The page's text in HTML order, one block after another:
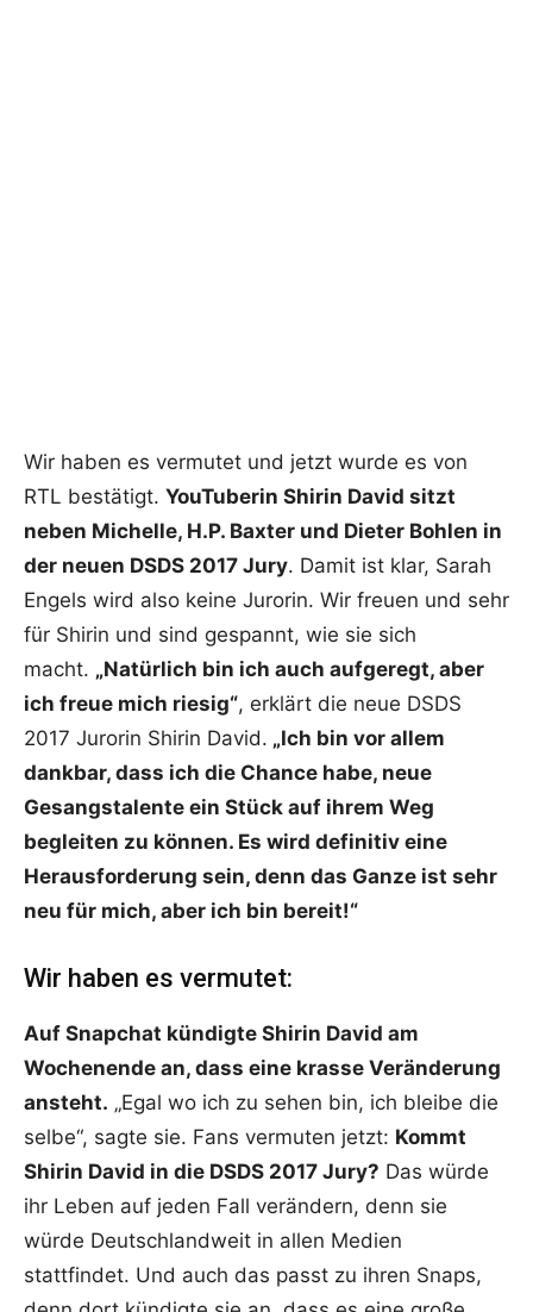
Wir haben es vermutet und jetzt wurde es von
RTL bestätigt. YouTuberin Shirin David sitzt
neben Michelle, H.P. Baxter und Dieter Bohlen in
der neuen DSDS 2017 Jury. Damit ist klar, Sarah
Engels wird also keine Jurorin. Wir freuen und sehr
für Shirin und sind gespannt, wie sie sich
macht. „Natürlich bin ich auch aufgeregt, aber
ich freue mich riesig“, erklärt die neue DSDS
2017 Jurorin Shirin David. „Ich bin vor allem
dankbar, dass ich die Chance habe, neue
Gesangstalente ein Stück auf ihrem Weg
begleiten zu können. Es wird definitiv eine
Herausforderung sein, denn das Ganze ist sehr
neu für mich, aber ich bin bereit!“
Wir haben es vermutet:
Auf Snapchat kündigte Shirin David am
Wochenende an, dass eine krasse Veränderung
ansteht. „Egal wo ich zu sehen bin, ich bleibe die
selbe“, sagte sie. Fans vermuten jetzt: Kommt
Shirin David in die DSDS 2017 Jury? Das würde
ihr Leben auf jeden Fall verändern, denn sie
würde Deutschlandweit in allen Medien
stattfindet. Und auch das passt zu ihren Snaps,